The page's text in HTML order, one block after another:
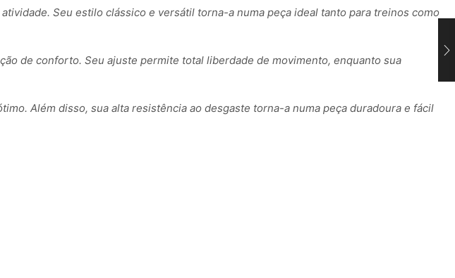
Seu estilo clássico e versátil torna-a numa peça ideal tanto para treinos como
de conforto. Seu ajuste permite total liberdade de movimento, enquanto sua
Além disso, sua alta resistência ao desgaste torna-a numa peça duradoura e fácil